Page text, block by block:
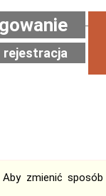
rejestracja
Aby zmienić sposób